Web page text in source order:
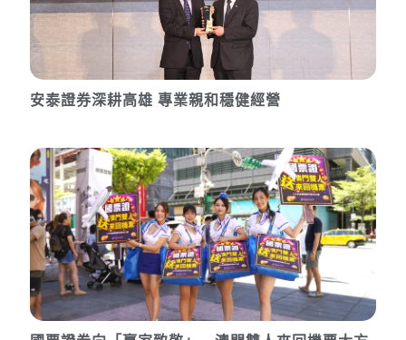
安泰證券深耕高雄 專業親和穩健經營